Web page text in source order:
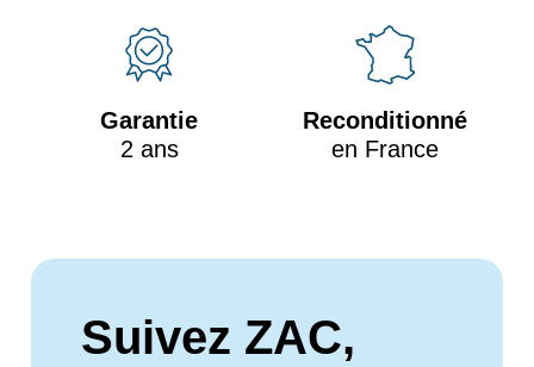
Garantie
2 ans
Reconditionné
en France
Suivez ZAC,